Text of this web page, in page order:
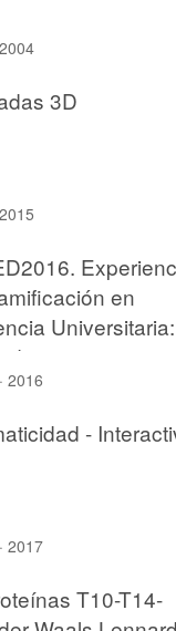
3D
en
Universitaria:
activo y
- Eva
2016
-
2017
T10-T14-